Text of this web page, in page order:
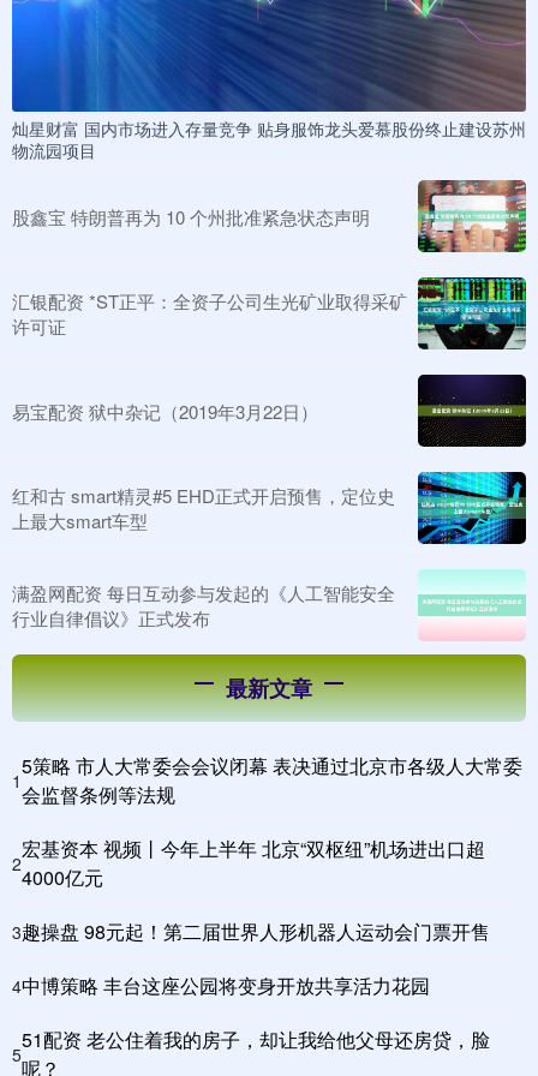
灿星财富 国内市场进入存量竞争 贴身服饰龙头爱慕股份终止建设苏州
物流园项目
股鑫宝 特朗普再为 10 个州批准紧急状态声明
汇银配资 *ST正平：全资子公司生光矿业取得采矿
许可证
易宝配资 狱中杂记（2019年3月22日）
红和古 smart精灵#5 EHD正式开启预售，定位史
上最大smart车型
满盈网配资 每日互动参与发起的《人工智能安全
行业自律倡议》正式发布
最新文章
1
5策略 市人大常委会会议闭幕 表决通过北京市各级人大常委
会监督条例等法规
2
宏基资本 视频丨今年上半年 北京“双枢纽”机场进出口超
4000亿元
3趣操盘 98元起！第二届世界人形机器人运动会门票开售
4中博策略 丰台这座公园将变身开放共享活力花园
5
51配资 老公住着我的房子，却让我给他父母还房贷，脸
呢？